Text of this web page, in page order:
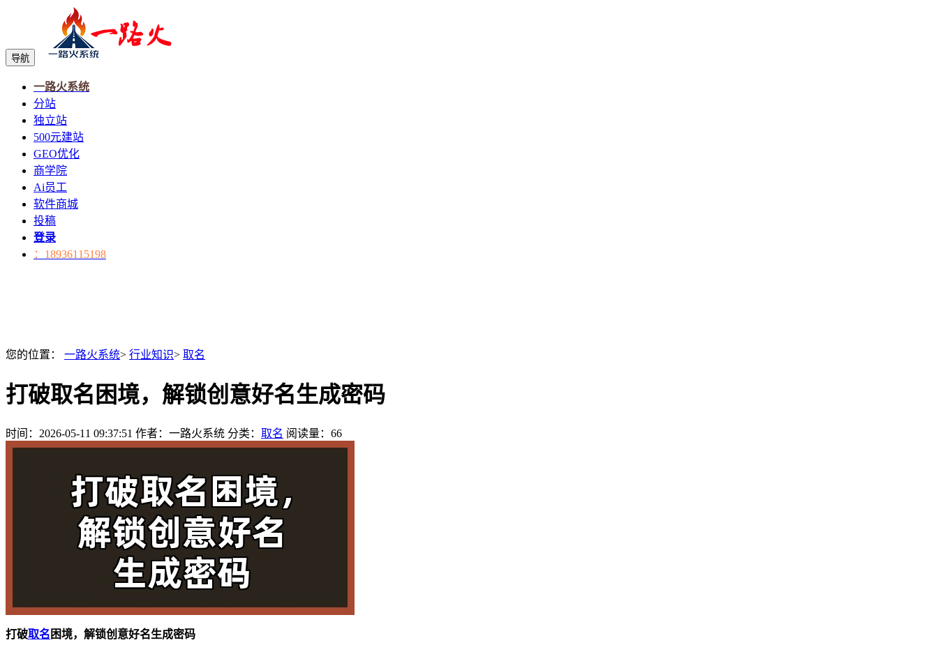
导航
一路火系统
分站
独立站
500元建站
GEO优化
商学院
Ai员工
软件商城
投稿
登录
：18936115198
您的位置： 一路火系统> 行业知识> 取名
打破取名困境，解锁创意好名生成密码
时间： 2026-05-11 09:37:51 作者：一路火系统 分类： 取名 阅读量：66
打破取名 困境，解锁创意好名生成密码